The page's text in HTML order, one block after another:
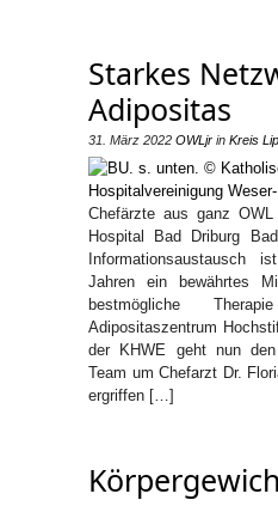
Starkes
Adipositas
31. März 2022 OWLjr in Kreis
Chefärzte aus ganz
Hospital Bad Driburg
Jahren ein bewährtes
bestmögliche
Adipositaszentrum
der KHWE geht nun
Team um Chefarzt Dr.
ergriffen […]